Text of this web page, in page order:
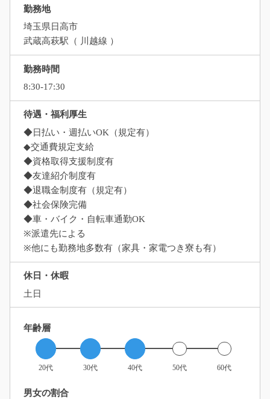
勤務地
埼玉県日高市
武蔵高萩駅（ 川越線 ）
勤務時間
8:30-17:30
待遇・福利厚生
◆日払い・週払いOK（規定有）
◆交通費規定支給
◆資格取得支援制度有
◆友達紹介制度有
◆退職金制度有（規定有）
◆社会保険完備
◆車・バイク・自転車通勤OK
※派遣先による
※他にも勤務地多数有（家具・家電つき寮も有）
休日・休暇
土日
年齢層
20代 30代 40代 50代 60代
男女の割合